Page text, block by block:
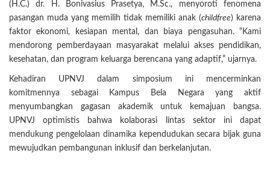
(H.C.) dr. H. Bonivasius Prasetya, M.Sc., menyoroti fenomena
pasangan muda yang memilih tidak memiliki anak (childfree) karena
faktor ekonomi, kesiapan mental, dan biaya pengasuhan. “Kami
mendorong pemberdayaan masyarakat melalui akses pendidikan,
kesehatan, dan program keluarga berencana yang adaptif,” ujarnya.
Kehadiran UPNVJ dalam simposium ini mencerminkan
komitmennya sebagai Kampus Bela Negara yang aktif
menyumbangkan gagasan akademik untuk kemajuan bangsa.
UPNVJ optimistis bahwa kolaborasi lintas sektor ini dapat
mendukung pengelolaan dinamika kependudukan secara bijak guna
mewujudkan pembangunan inklusif dan berkelanjutan.